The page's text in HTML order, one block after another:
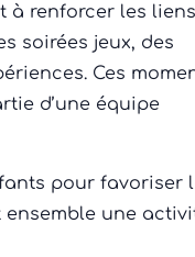
à renforcer les
soirées jeux, des
Ces
d’une équipe
pour favoriser
une